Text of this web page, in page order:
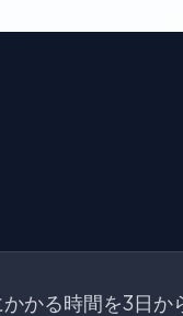
かかる時間を3日